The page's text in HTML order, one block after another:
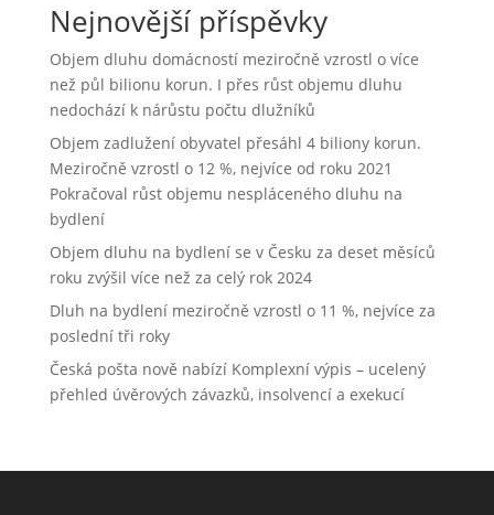
Nejnovější příspěvky
Objem dluhu domácností meziročně vzrostl o více
než půl bilionu korun. I přes růst objemu dluhu
nedochází k nárůstu počtu dlužníků
Objem zadlužení obyvatel přesáhl 4 biliony korun.
Meziročně vzrostl o 12 %, nejvíce od roku 2021
Pokračoval růst objemu nespláceného dluhu na
bydlení
Objem dluhu na bydlení se v Česku za deset měsíců
roku zvýšil více než za celý rok 2024
Dluh na bydlení meziročně vzrostl o 11 %, nejvíce za
poslední tři roky
Česká pošta nově nabízí Komplexní výpis – ucelený
přehled úvěrových závazků, insolvencí a exekucí